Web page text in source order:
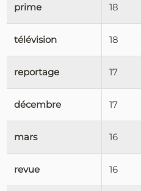
prime 18
télévision 18
reportage 17
décembre 17
mars 16
revue 16